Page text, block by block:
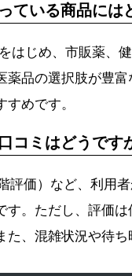
ている商品には
はじめ、市販薬、
薬品の選択肢が豊
めです。
コミはどうです
評価）など、利用
す。ただし、評価
、混雑状況や待